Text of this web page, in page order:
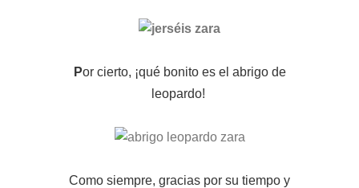
Por cierto, ¡qué bonito es el abrigo de
leopardo!
Como siempre, gracias por su tiempo y